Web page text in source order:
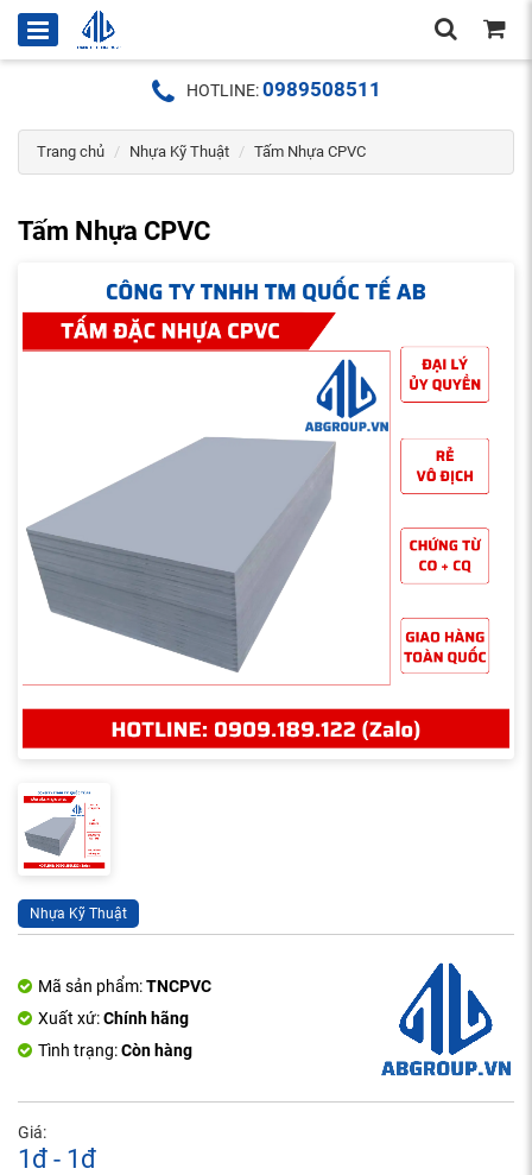
HOTLINE:0989508511
Trang chủ Nhựa Kỹ Thuật Tấm Nhựa CPVC
Tấm Nhựa CPVC
Nhựa Kỹ Thuật
Mã sản phẩm:TNCPVC
Xuất xứ:Chính hãng
Tình trạng:Còn hàng
Giá:
1đ - 1đ